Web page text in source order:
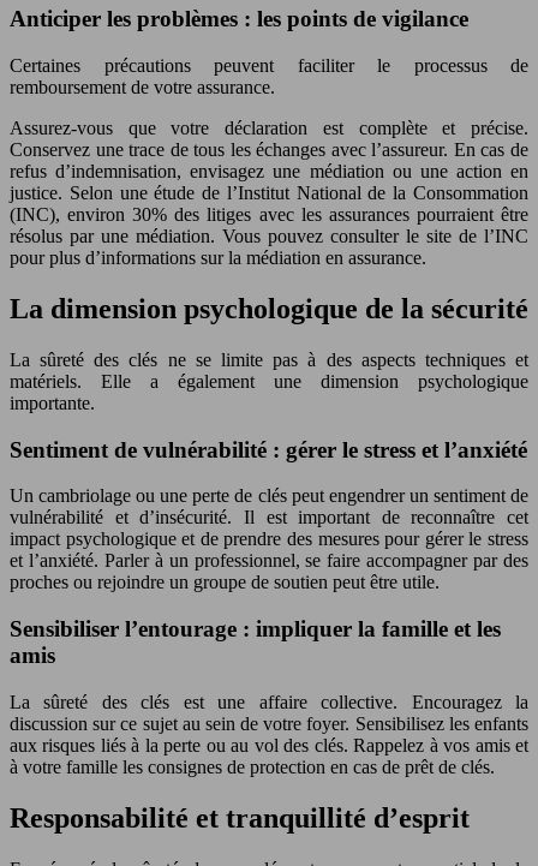
Anticiper les problèmes : les points de vigilance
Certaines précautions peuvent faciliter le processus de
remboursement de votre assurance.
Assurez-vous que votre déclaration est complète et précise.
Conservez une trace de tous les échanges avec l’assureur. En cas de
refus d’indemnisation, envisagez une médiation ou une action en
justice. Selon une étude de l’Institut National de la Consommation
(INC), environ 30% des litiges avec les assurances pourraient être
résolus par une médiation. Vous pouvez consulter le site de l’INC
pour plus d’informations sur la médiation en assurance.
La dimension psychologique de la sécurité
La sûreté des clés ne se limite pas à des aspects techniques et
matériels. Elle a également une dimension psychologique
importante.
Sentiment de vulnérabilité : gérer le stress et l’anxiété
Un cambriolage ou une perte de clés peut engendrer un sentiment de
vulnérabilité et d’insécurité. Il est important de reconnaître cet
impact psychologique et de prendre des mesures pour gérer le stress
et l’anxiété. Parler à un professionnel, se faire accompagner par des
proches ou rejoindre un groupe de soutien peut être utile.
Sensibiliser l’entourage : impliquer la famille et les
amis
La sûreté des clés est une affaire collective. Encouragez la
discussion sur ce sujet au sein de votre foyer. Sensibilisez les enfants
aux risques liés à la perte ou au vol des clés. Rappelez à vos amis et
à votre famille les consignes de protection en cas de prêt de clés.
Responsabilité et tranquillité d’esprit